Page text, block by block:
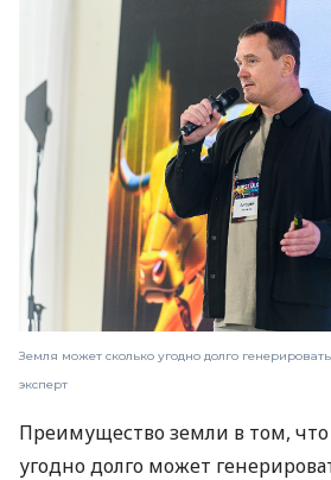
Земля может сколько угодно долго
эксперт
Преимущество земли в том, что
угодно долго может